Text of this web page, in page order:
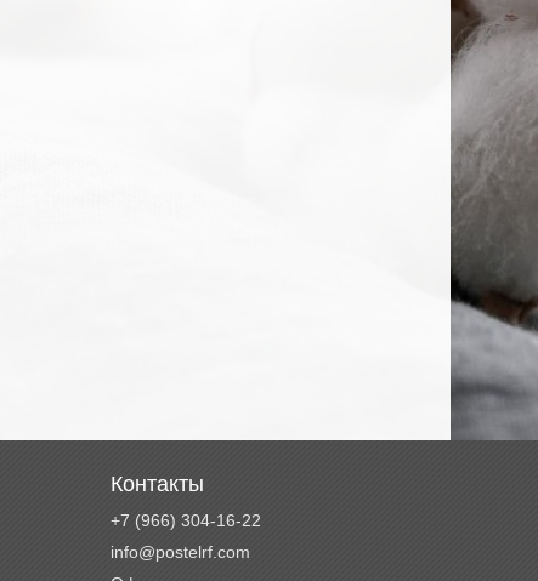
Контакты
+7 (966) 304-16-22
info@postelrf.com